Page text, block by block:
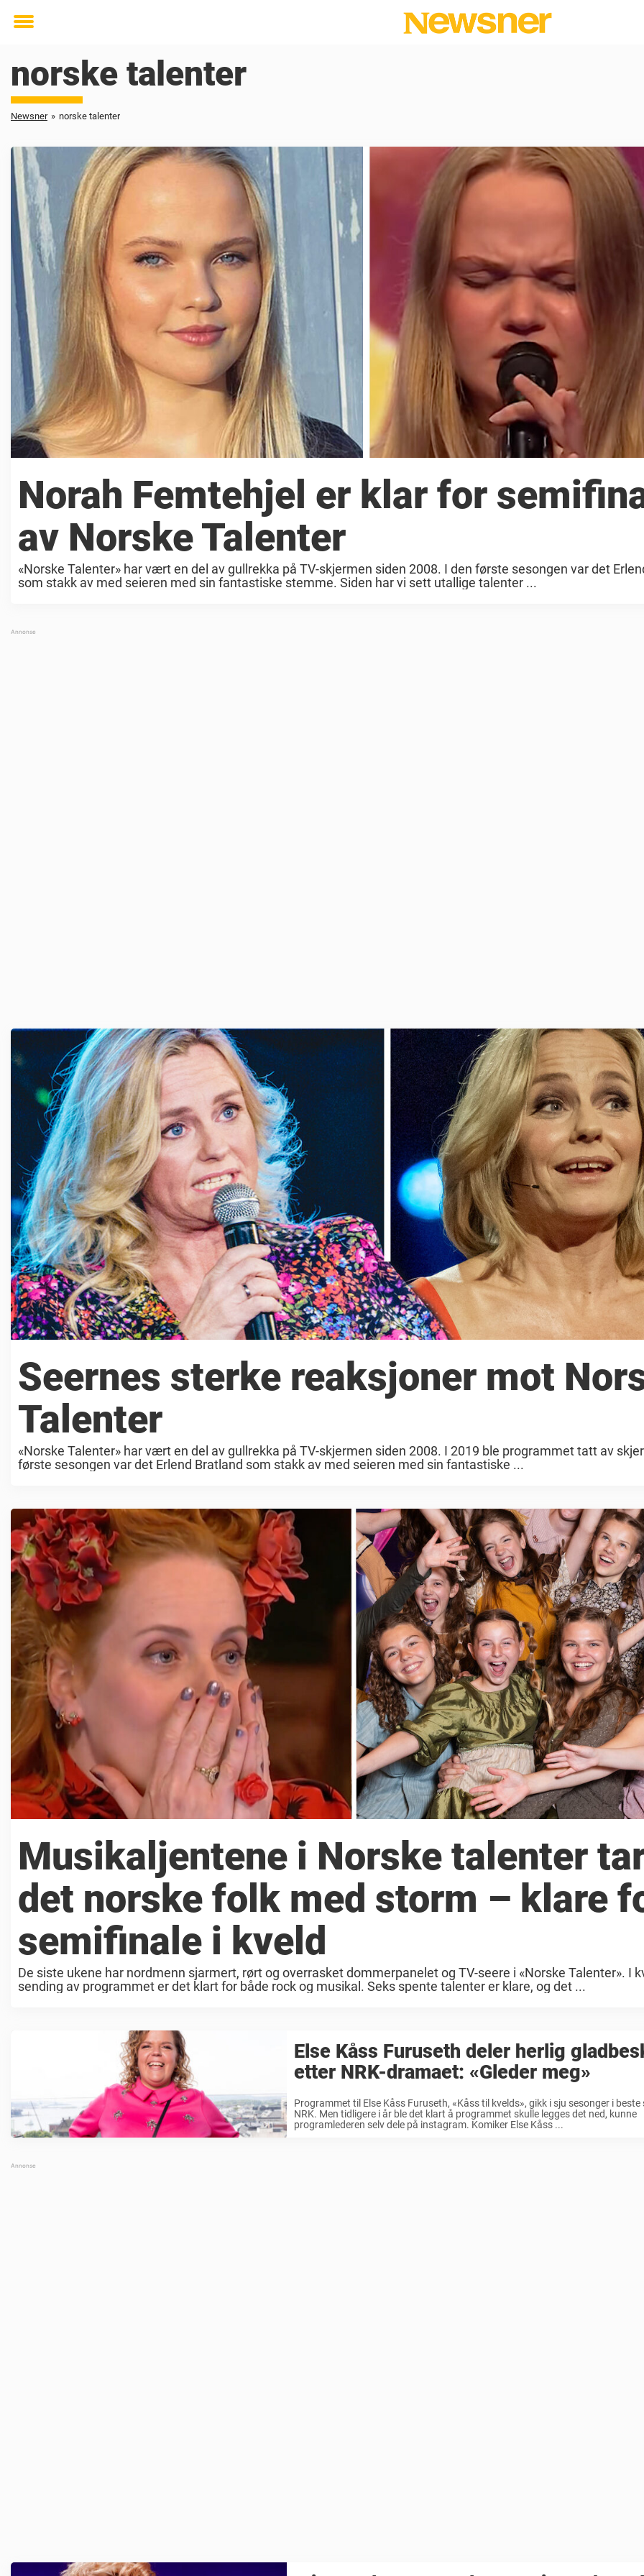
Toggle
norske talenter
Newsner » norske talenter
Norah Femtehjel er klar for
av Norske Talenter
«Norske Talenter» har vært en del av gullrekka på TV-skjermen siden 2008. I den første sesongen var det
som stakk av med seieren med sin fantastiske stemme. Siden har vi sett utallige talenter ...
Seernes sterke reaksjoner mot
Talenter
«Norske Talenter» har vært en del av gullrekka på TV-skjermen siden 2008. I 2019 ble programmet tatt av
første sesongen var det Erlend Bratland som stakk av med seieren med sin fantastiske ...
Musikaljentene i Norske talenter
det norske folk med storm – klare
semifinale i kveld
De siste ukene har nordmenn sjarmert, rørt og overrasket dommerpanelet og TV-seere i «Norske Talenter». I
sending av programmet er det klart for både rock og musikal. Seks spente talenter er klare, og det ...
Else Kåss Furuseth deler herlig
etter NRK-dramaet: «Gleder meg»
Programmet til Else Kåss Furuseth, «Kåss til kvelds», gikk i sju sesonger i beste
NRK. Men tidligere i år ble det klart å programmet skulle legges det ned, kunne
programlederen selv dele på instagram. Komiker Else Kåss ...